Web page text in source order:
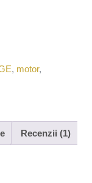
E 0W30
, motor,
Recenzii (1)